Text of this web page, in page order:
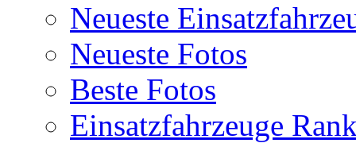
Neueste
Neueste Fotos
Beste Fotos
Einsatzfahrzeuge